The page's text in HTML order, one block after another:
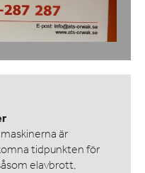
är
tidpunkten för
elavbrott,